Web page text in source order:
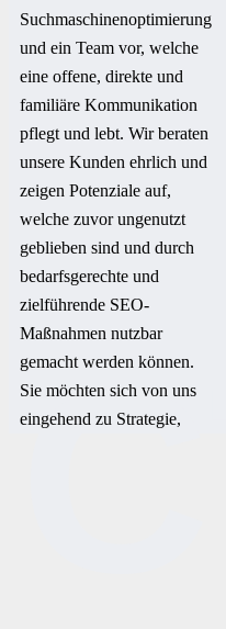
Suchmaschinenoptimierung
und ein Team vor, welche
eine offene, direkte und
familiäre Kommunikation
pflegt und lebt. Wir beraten
unsere Kunden ehrlich und
zeigen Potenziale auf,
welche zuvor ungenutzt
geblieben sind und durch
bedarfsgerechte und
zielführende SEO-
Maßnahmen nutzbar
gemacht werden können.
Sie möchten sich von uns
eingehend zu Strategie,